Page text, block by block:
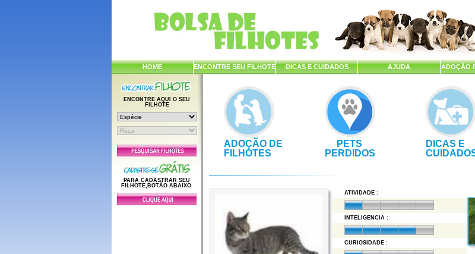
HOME ENCONTRE SEU FILHOTE DICAS E CUIDADOS AJUDA ADOÇÃO
ENCONTRE AQUI O SEU
FILHOTE
PARA CADASTRAR SEU
FILHOTE,BOTÃO ABAIXO.
ADOÇÃO DE
FILHOTES
PETS
PERDIDOS
DICAS E
ATIVIDADE :
INTELIGENCIA :
CURIOSIDADE :